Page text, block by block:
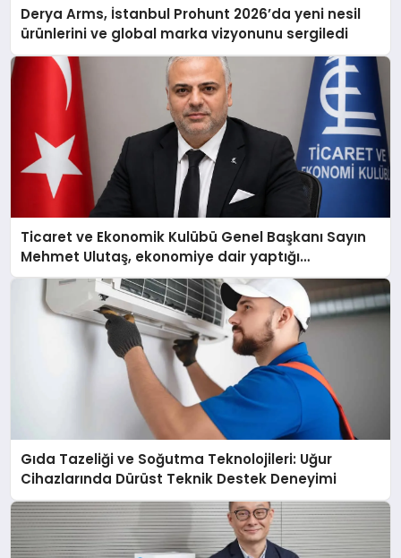
Derya Arms, İstanbul Prohunt 2026’da yeni nesil
ürünlerini ve global marka vizyonunu sergiledi
Ticaret ve Ekonomik Kulübü Genel Başkanı Sayın
Mehmet Ulutaş, ekonomiye dair yaptığı
açıklamada şunları kaydetti:
Gıda Tazeliği ve Soğutma Teknolojileri: Uğur
Cihazlarında Dürüst Teknik Destek Deneyimi